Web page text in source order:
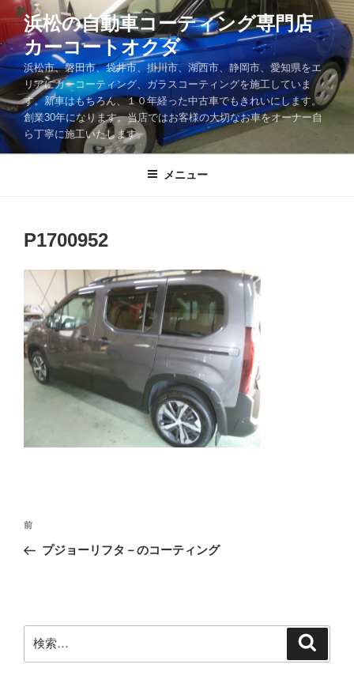
ン
テ
ン
ツ
へ
ス
キ
浜松の自動車コーティング専門店
カーコートオクダ
浜松市、磐田市、袋井市、掛川市、湖西市、静岡市、愛知県をエ
リアにカーコーティング、ガラスコーティングを施工していま
す。新車はもちろん、１０年経った中古車でもきれいにします。
創業30年になります。当店ではお客様の大切なお車をオーナー自
ら丁寧に施工いたします。
メニュー
P1700952
投
ナ
ー
シ
前
の
前
プジョーリフタ－のコーティング
索: